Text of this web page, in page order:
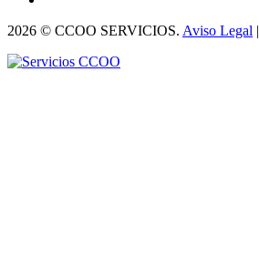
2026 © CCOO SERVICIOS. Aviso Legal |